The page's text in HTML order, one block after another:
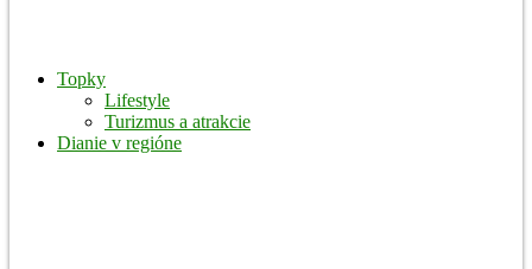
Topky
Lifestyle
Turizmus a atrakcie
Dianie v regióne